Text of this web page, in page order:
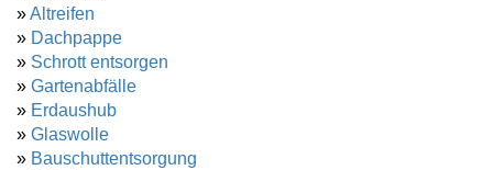
»Altreifen
» Dachpappe
» Schrott entsorgen
» Gartenabfälle
» Erdaushub
» Glaswolle
» Bauschuttentsorgung